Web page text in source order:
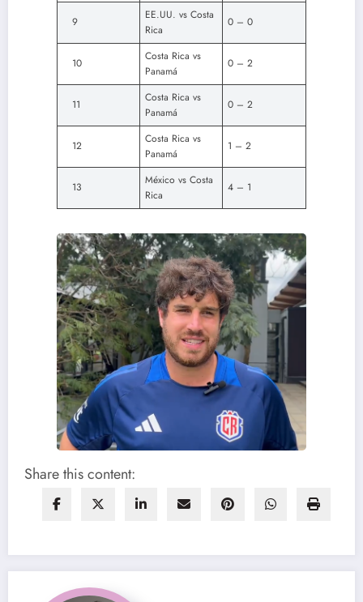
9
EE.UU. vs Costa
Rica
0 – 0
10
Costa Rica vs
Panamá
0 – 2
11
Costa Rica vs
Panamá
0 – 2
12
Costa Rica vs
Panamá
1 – 2
13
México vs Costa
Rica
4 – 1
Share this content: